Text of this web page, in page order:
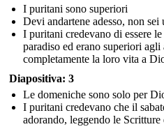
I puritani sono superiori
Devi andartene adesso, non
I puritani credevano di essere
paradiso ed erano superiori
completamente la loro vita a
Diapositiva: 3
Le domeniche sono solo per
I puritani credevano che il
adorando, leggendo le Scritture